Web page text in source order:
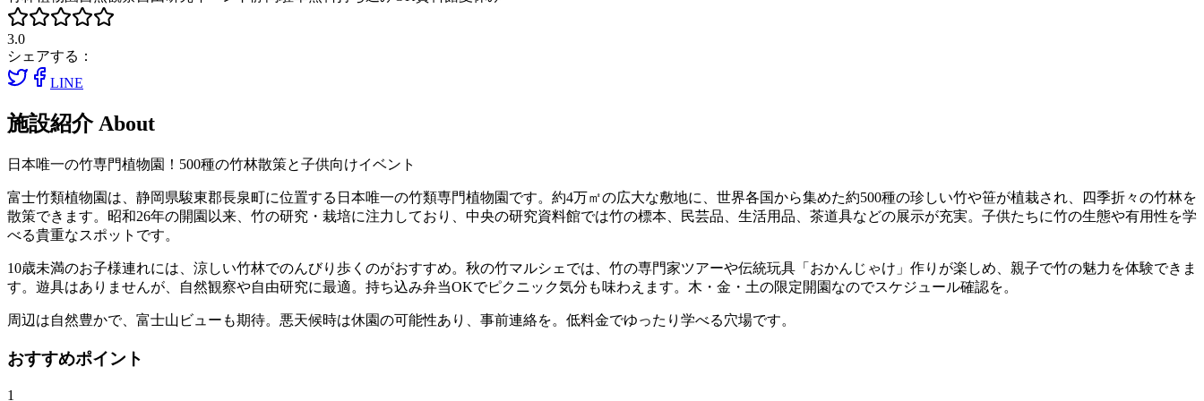
3.0
シェアする：
LINE
施設紹介 About
日本唯一の竹専門植物園！500種の竹林散策と子供向けイベント
富士竹類植物園は、静岡県駿東郡長泉町に位置する日本唯一の竹類専門植物園です。約4万㎡の広大な敷地に、世界各国から集めた約500種の珍しい竹や笹が植栽され、四季折々の竹林を
散策できます。昭和26年の開園以来、竹の研究・栽培に注力しており、中央の研究資料館では竹の標本、民芸品、生活用品、茶道具などの展示が充実。子供たちに竹の生態や有用性を学
べる貴重なスポットです。
10歳未満のお子様連れには、涼しい竹林でのんびり歩くのがおすすめ。秋の竹マルシェでは、竹の専門家ツアーや伝統玩具「おかんじゃけ」作りが楽しめ、親子で竹の魅力を体験できま
す。遊具はありませんが、自然観察や自由研究に最適。持ち込み弁当OKでピクニック気分も味わえます。木・金・土の限定開園なのでスケジュール確認を。
周辺は自然豊かで、富士山ビューも期待。悪天候時は休園の可能性あり、事前連絡を。低料金でゆったり学べる穴場です。
おすすめポイント
1